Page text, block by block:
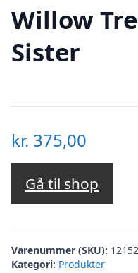
Willow
Sister
kr. 375,00
Gå til shop
Varenummer (SKU):
Kategori: Produkter